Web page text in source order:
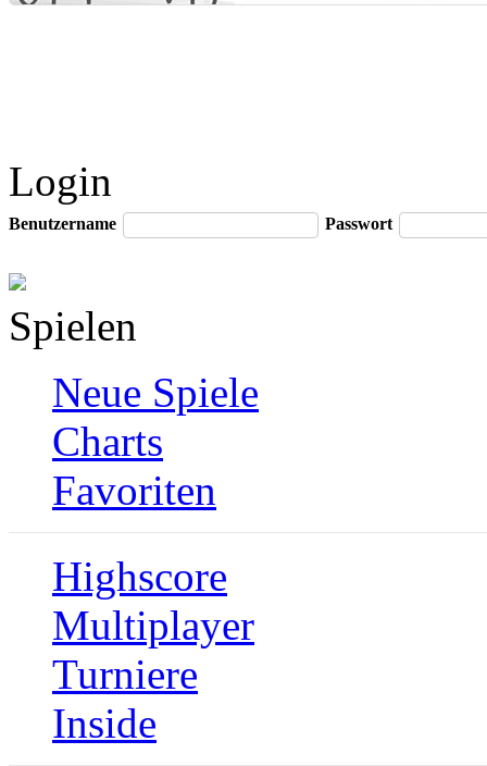
Login
Benutzername Passwort
Spielen
Neue Spiele
Charts
Favoriten
Highscore
Multiplayer
Turniere
Inside